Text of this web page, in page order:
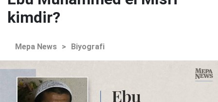
kimdir?
Mepa News > Biyografi